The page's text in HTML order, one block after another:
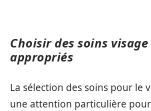
Choisir des soins visage
appropriés
La sélection des soins pour le
une attention particulière